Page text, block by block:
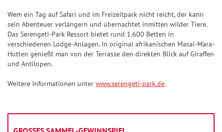
G
l
ü
c
s
p
l
a
n
Wem ein Tag auf Safari und im Freizeitpark nicht reicht, der kann
sein Abenteuer verlängern und übernachtet inmitten wilder Tiere.
Das Serengeti-Park Ressort bietet rund 1.600 Betten in
verschiedenen Lodge-Anlagen. In original afrikanischen Masai-Mara-
Hütten genießt man von der Terrasse den direkten Blick auf Giraffen
und Antilopen.
Weitere Informationen unter www.serengeti-park.de.